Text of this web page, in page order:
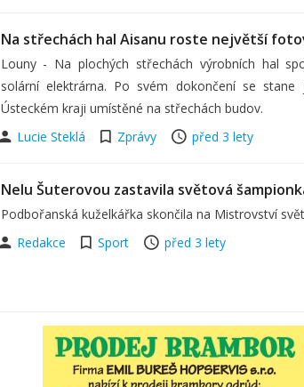
Na střechách hal Aisanu roste největší
Louny - Na plochých střechách výrobních hal
solární elektrárna. Po svém dokončení se
Ústeckém kraji umístěné na střechách budov.
Lucie Steklá
Zprávy před 3 lety
Nelu Šuterovou zastavila světová
Podbořanská kuželkářka skončila na Mistrovství
Redakce
Sport před 3 lety